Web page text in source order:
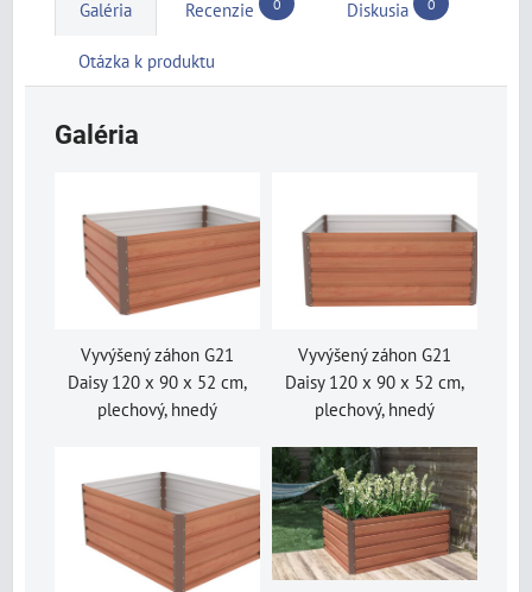
Galéria Recenzie Diskusia
Otázka k produktu
Galéria
Vyvýšený záhon G21
Daisy 120 x 90 x 52 cm,
plechový, hnedý
Vyvýšený záhon G21
Daisy 120 x 90 x 52 cm,
plechový, hnedý